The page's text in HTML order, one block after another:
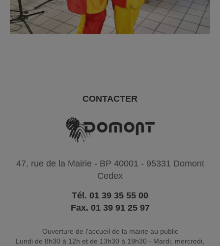
CONTACTER
47, rue de la Mairie - BP 40001 - 95331 Domont
Cedex
Tél. 01 39 35 55 00
Fax. 01 39 91 25 97
Ouverture de l'accueil de la mairie au public
Lundi de 8h30 à 12h et de 13h30 à 19h30 - Mardi, mercredi,